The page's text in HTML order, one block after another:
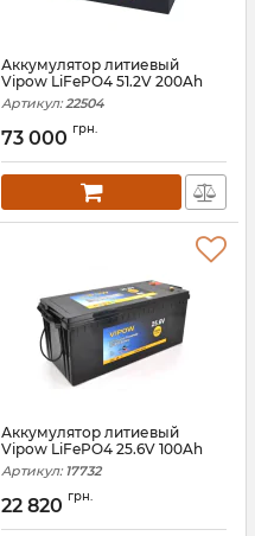
Аккумулятор литиевый
Vipow LiFePO4 51.2V 200Ah
Артикул: 22504
73 000 грн.
Аккумулятор литиевый
Vipow LiFePO4 25.6V 100Ah
Артикул: 17732
22 820 грн.